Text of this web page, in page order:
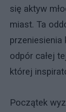
się aktyw
miast. Ta
przeniesienia
odpór całej
której
Początek